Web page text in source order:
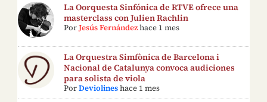
La Oorquesta Sinfónica de RTVE ofrece una
masterclass con Julien Rachlin
PorJesús Fernández hace 1 mes
La Orquestra Simfònica de Barcelona i
Nacional de Catalunya convoca audiciones
para solista de viola
PorDeviolines hace 1 mes